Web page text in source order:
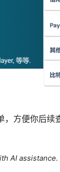
方便你后
AI